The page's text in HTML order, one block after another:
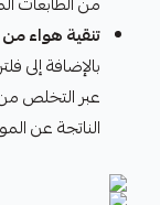
تنقية هواء من
بالإضافة إلى
عبر التخلص
الناتجة عن